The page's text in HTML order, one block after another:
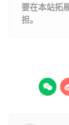
要在本站拓
担。
